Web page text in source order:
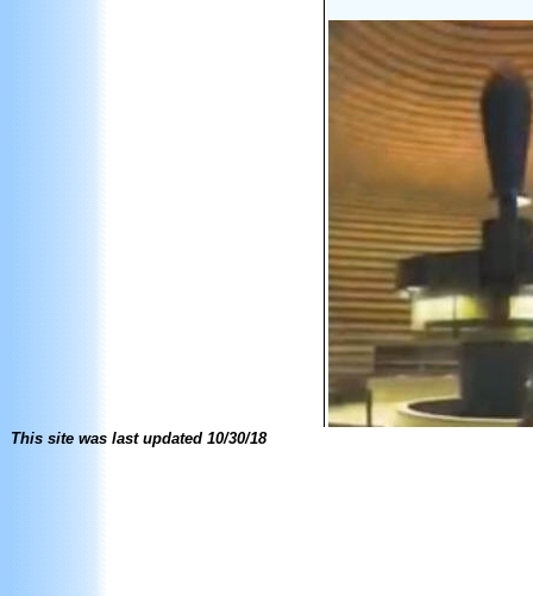
This site was last updated 10/30/18